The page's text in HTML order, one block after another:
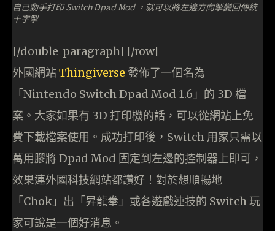
自己動手打印 Switch Dpad Mod ，就可以將左邊方向掣變回傳統
十字掣
[/double_paragraph] [/row]
外國網站Thingiverse 發佈了一個名為
「Nintendo Switch Dpad Mod 1.6」的 3D 檔
案。大家如果有 3D 打印機的話，可以從網站上免
費下載檔案使用。成功打印後，Switch 用家只需以
萬用膠將 Dpad Mod 固定到左邊的控制器上即可，
效果連外國科技網站都讚好！對於想順暢地
「Chok」出「昇龍拳」或各遊戲連技的 Switch 玩
家可說是一個好消息。